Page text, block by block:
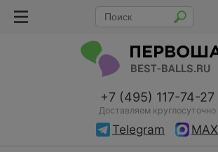
+7 (495) 117-74-27
Доставляем круглосуточно
Telegram MAX